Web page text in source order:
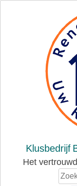
Klusbedrijf
Het